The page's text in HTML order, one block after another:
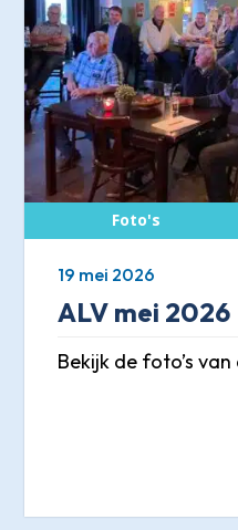
ALV mei 2026
Bekijk de foto’s van
19 mei 2026